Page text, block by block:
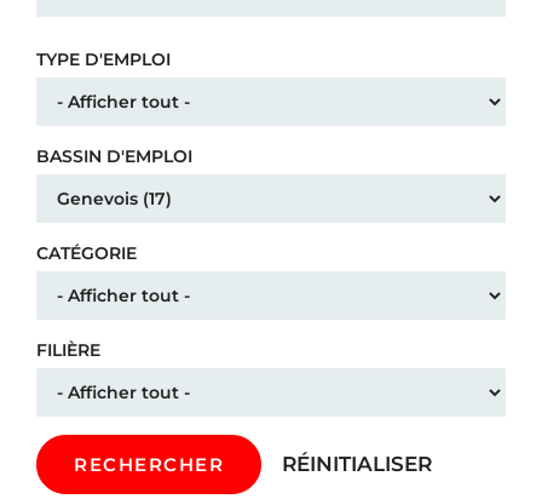
TYPE D'EMPLOI
BASSIN D'EMPLOI
CATÉGORIE
FILIÈRE
RECHERCHER RÉINITIALISER